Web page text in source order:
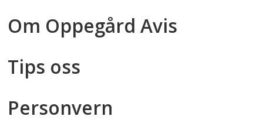
Om Oppegård Avis
Tips oss
Personvern